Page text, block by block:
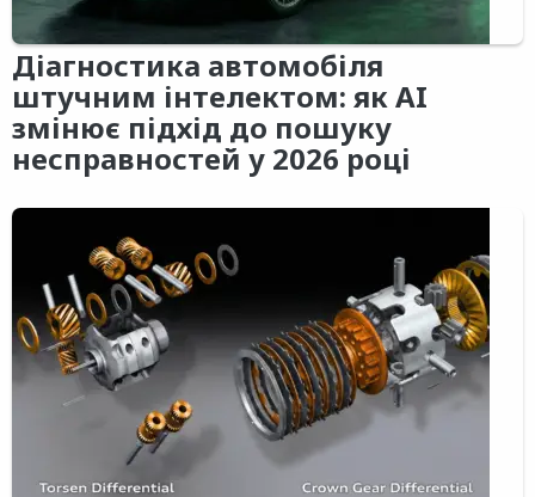
Діагностика автомобіля
штучним інтелектом: як AI
змінює підхід до пошуку
несправностей у 2026 році